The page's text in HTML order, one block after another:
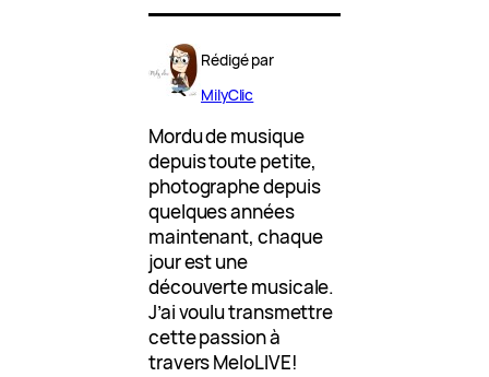
Rédigé par
MilyClic
Mordu de musique
depuis toute petite,
photographe depuis
quelques années
maintenant, chaque
jour est une
découverte musicale.
J’ai voulu transmettre
cette passion à
travers MeloLIVE!